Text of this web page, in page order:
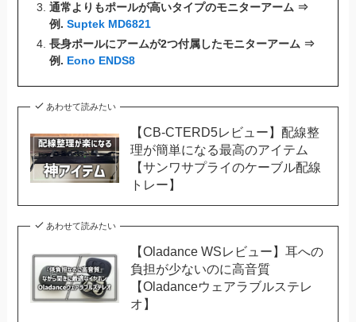
通常よりもポールが高いタイプのモニターアーム ⇒
例. Suptek MD6821
長身ポールにアームが2つ付属したモニターアーム ⇒
例. Eono ENDS8
あわせて読みたい
【CB-CTERD5レビュー】配線整
理が簡単になる最高のアイテム
【サンワサプライのケーブル配線
トレー】
あわせて読みたい
【Oladance WSレビュー】耳への
負担が少ないのに高音質
【Oladanceウェアラブルステレ
オ】